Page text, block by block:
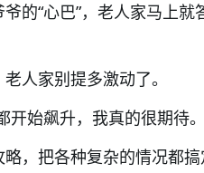
的“心巴”，老人家马上就
人家别提多激动了。
开始飙升，我真的很期待
，把各种复杂的情况都